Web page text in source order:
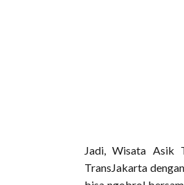
Jadi, Wisata Asik
TransJakarta